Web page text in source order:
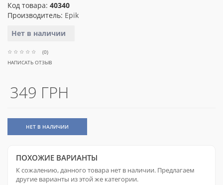
Код товара: 40340
Производитель: Epik
Нет в наличии
(0)
НАПИСАТЬ ОТЗЫВ
349 ГРН
НЕТ В НАЛИЧИИ
ПОХОЖИЕ ВАРИАНТЫ
К сожалению, данного товара нет в наличии. Предлагаем
другие варианты из этой же категории.